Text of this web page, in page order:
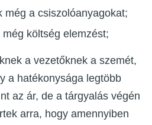
még a csiszolóanyagokat;
költség elemzést;
a vezetőknek a szemét,
a hatékonysága legtöbb
az ár, de a tárgyalás végén
arra, hogy amennyiben